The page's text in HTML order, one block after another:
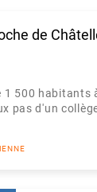
de
1 500
pas d'un